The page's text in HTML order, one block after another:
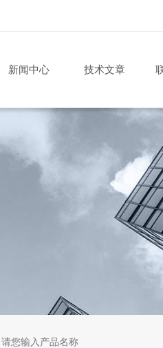
新闻中心 技术文章